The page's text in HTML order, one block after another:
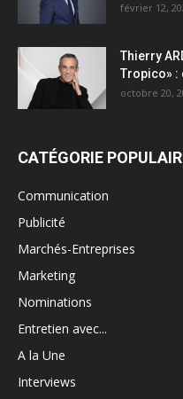
février 12,
Thierry
Tropico» :
octobre 20,
CATÉGORIE
Communication
Publicité
Marchés-Entreprises
Marketing
Nominations
Entretien avec...
A la Une
Interviews